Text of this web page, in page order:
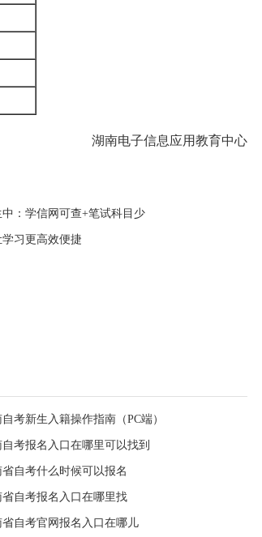
湖南电子信息应用教育中心
：学信网可查+笔试科目少
习更高效便捷
考新生入籍操作指南（PC端）
自考报名入口在哪里可以找到
省自考什么时候可以报名
省自考报名入口在哪里找
省自考官网报名入口在哪儿